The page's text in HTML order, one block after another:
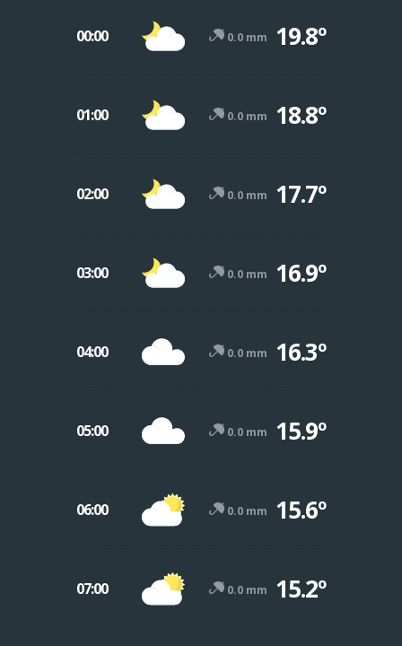
00:00 0.0 mm 19.8º
01:00 0.0 mm 18.8º
02:00 0.0 mm 17.7º
03:00 0.0 mm 16.9º
04:00 0.0 mm 16.3º
05:00 0.0 mm 15.9º
06:00 0.0 mm 15.6º
07:00 0.0 mm 15.2º